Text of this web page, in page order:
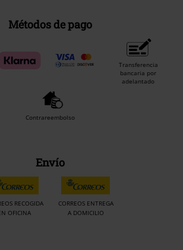
Métodos de pago
Transferencia
bancaria por
adelantado
Contrareembolso
Envío
RECOGIDA
OFICINA
CORREOS ENTREGA
A DOMICILIO